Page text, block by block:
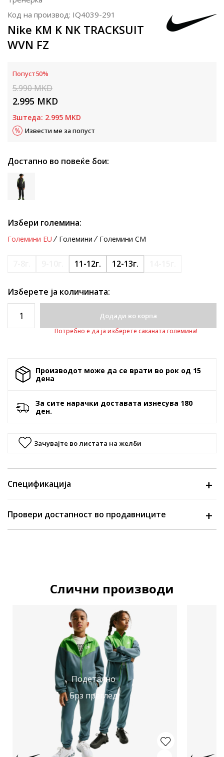
Код на производ: IQ4039-291
Nike KM K NK TRACKSUIT
WVN FZ
Попуст50%
5.990MKD
2.995 MKD
Зштеда: 2.995 MKD
Извести ме за попуст
Достапно во повеќе бои:
Избери големина:
Големини EU Големини Големини CM
11-12г. 12-13г.
Изберете ја количината:
Додади во корпа
Потребно е да ја изберете саканата големина!
Производот може да се врати во рок од 15
денa
За сите нарачки доставата изнесува 180
ден.
Зачувајте во листата на желби
Спецификација
Провери достапност во продавниците
Слични производи
Подетално
Брз преглед